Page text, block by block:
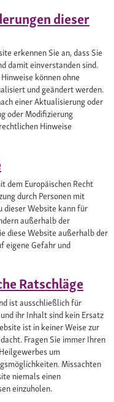
dieser
erkennen Sie an, dass Sie
damit einverstanden sind.
können ohne
und geändert werden.
einer Aktualisierung oder
oder Modifizierung
Hinweise
dem Europäischen Recht
durch Personen mit
dieser Website kann für
außerhalb der
diese Website außerhalb der
eigene Gefahr und
Ratschläge
ist ausschließlich für
ihr Inhalt sind kein Ersatz
ist in keiner Weise zur
Fragen Sie immer Ihren
um
Missachten
niemals einen
einzuholen.